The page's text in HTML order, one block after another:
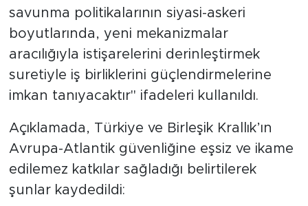
savunma politikalarının siyasi-askeri
boyutlarında, yeni mekanizmalar
aracılığıyla istişarelerini derinleştirmek
suretiyle iş birliklerini güçlendirmelerine
imkan tanıyacaktır" ifadeleri kullanıldı.
Açıklamada, Türkiye ve Birleşik Krallık’ın
Avrupa-Atlantik güvenliğine eşsiz ve ikame
edilemez katkılar sağladığı belirtilerek
şunlar kaydedildi: